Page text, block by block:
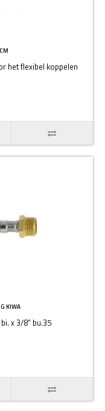
het flexibel koppelen
KIWA
x 3/8" bu.35